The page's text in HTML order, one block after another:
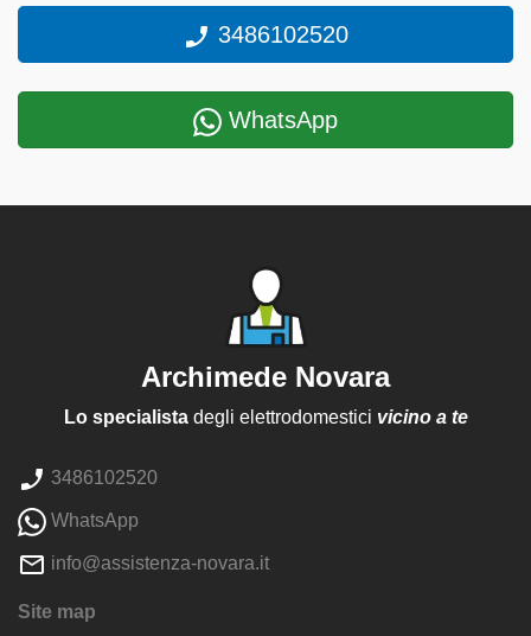
3486102520
WhatsApp
Archimede Novara
Lo specialistadegli elettrodomestici vicino a te
3486102520
WhatsApp
info@assistenza-novara.it
Site map